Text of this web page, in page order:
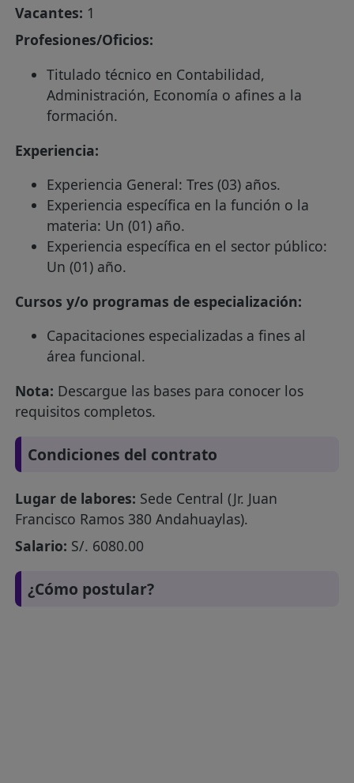
Vacantes: 1
Profesiones/Oficios:
Titulado técnico en Contabilidad,
Administración, Economía o afines a la
formación.
Experiencia:
Experiencia General: Tres (03) años.
Experiencia específica en la función o la
materia: Un (01) año.
Experiencia específica en el sector público:
Un (01) año.
Cursos y/o programas de especialización:
Capacitaciones especializadas a fines al
área funcional.
Nota: Descargue las bases para conocer los
requisitos completos.
Condiciones del contrato
Lugar de labores: Sede Central (Jr. Juan
Francisco Ramos 380 Andahuaylas).
Salario: S/. 6080.00
¿Cómo postular?